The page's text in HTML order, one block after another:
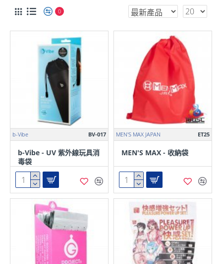
0
b-Vibe BV-017
b-Vibe - UV 紫外線玩具消
毒袋
MEN'S MAX JAPAN ET25
MEN'S MAX - 收納袋